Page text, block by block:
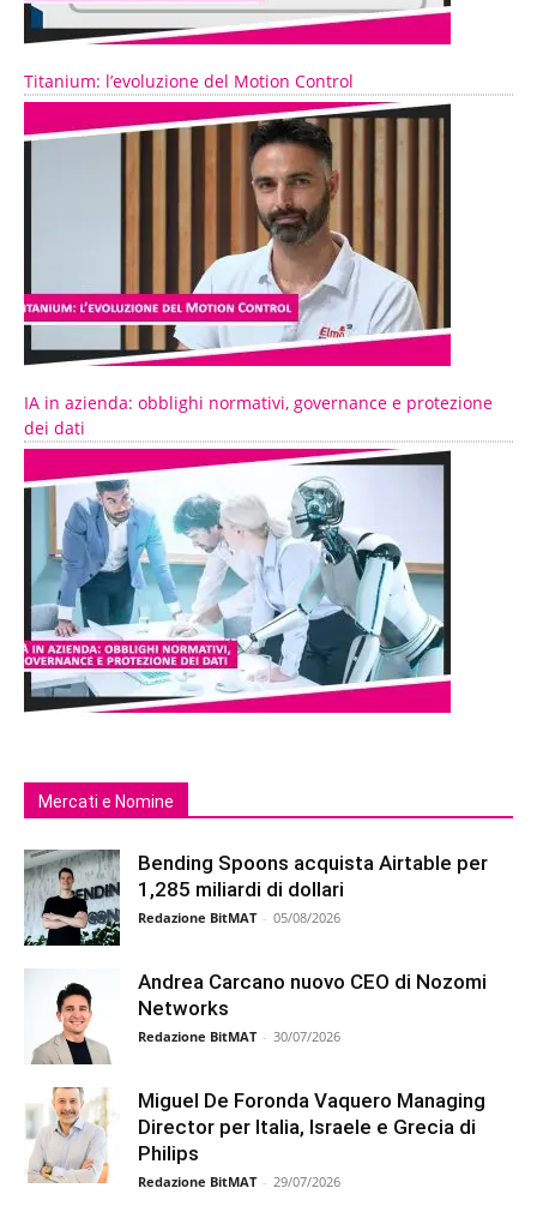
Titanium: l’evoluzione del Motion Control
IA in azienda: obblighi normativi, governance e protezione
dei dati
Mercati e Nomine
Bending Spoons acquista Airtable per
1,285 miliardi di dollari
Redazione BitMAT - 05/08/2026
Andrea Carcano nuovo CEO di Nozomi
Networks
Redazione BitMAT - 30/07/2026
Miguel De Foronda Vaquero Managing
Director per Italia, Israele e Grecia di
Philips
Redazione BitMAT - 29/07/2026